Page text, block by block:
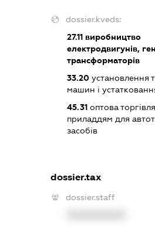
dossier.kveds:
27.11 виробництво
електродвигунів,
трансформаторів
33.20 установлення
машин і
45.31 оптова
приладдям для
засобів
dossier.tax
dossier.staff